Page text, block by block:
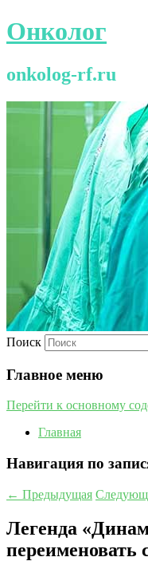
Онколог
onkolog-rf.ru
Поиск
Главное меню
Перейти к основному
Главная
Навигация по
← Предыдущая
Легенда
переименовать